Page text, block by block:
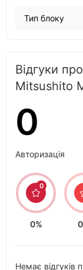
Тип блоку
Відгуки
Mitsushito
0
Авторизація
0
0%
Немає відгуків